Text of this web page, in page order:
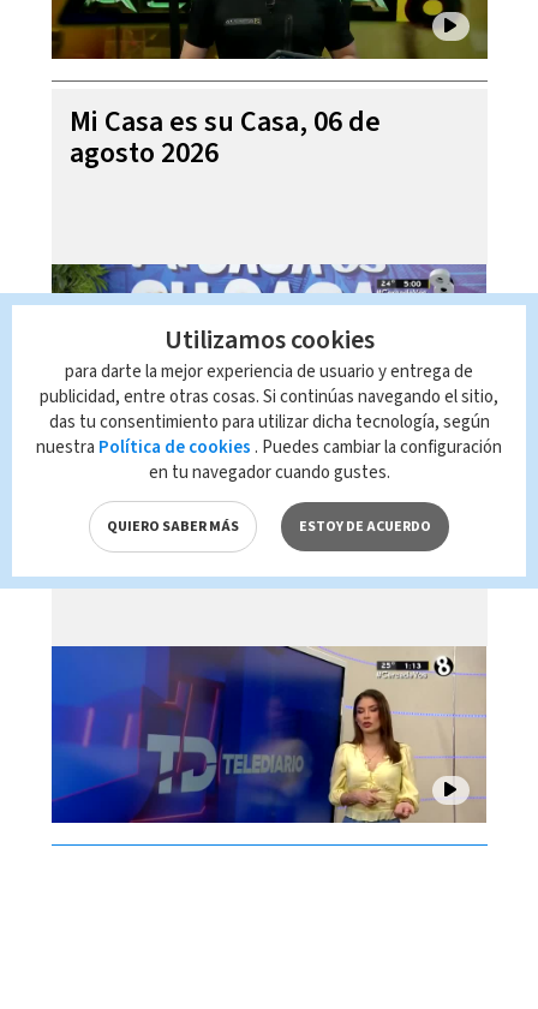
Mi Casa es su Casa, 06 de
agosto 2026
Telediario En Directo con Paula
Brenes, 06 de agosto 2026
Utilizamos cookies
para darte la mejor experiencia de usuario y entrega de
publicidad, entre otras cosas. Si continúas navegando el sitio,
das tu consentimiento para utilizar dicha tecnología, según
nuestra Política de cookies . Puedes cambiar la configuración
en tu navegador cuando gustes.
QUIERO SABER MÁS ESTOY DE ACUERDO